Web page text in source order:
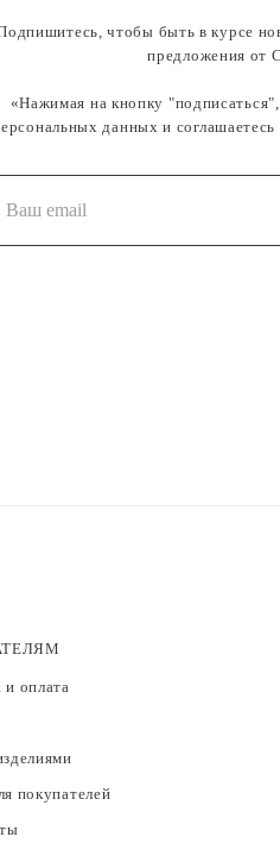
чтобы быть в курсе
предложения от
«Нажимая на кнопку
данных и
и оплата
покупателей